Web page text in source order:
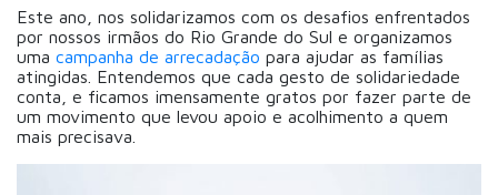
Este ano, nos solidarizamos com os desafios enfrentados
por nossos irmãos do Rio Grande do Sul e organizamos
uma campanha de arrecadação para ajudar as famílias
atingidas. Entendemos que cada gesto de solidariedade
conta, e ficamos imensamente gratos por fazer parte de
um movimento que levou apoio e acolhimento a quem
mais precisava.